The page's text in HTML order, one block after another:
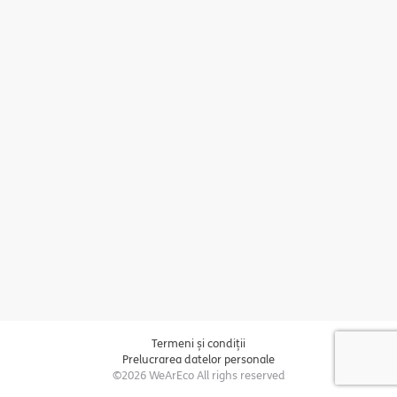
©2026 WeArEco All righs reserved
Termeni și condiții
Prelucrarea datelor personale